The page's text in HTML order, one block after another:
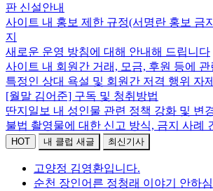
판 신설안내
사이트 내 홍보 제한 규정(서명란 홍보 금
지
새로운 운영 방침에 대해 안내해 드립니다
사이트 내 회원간 거래, 모금, 후원 등에 관
특정인 상대 욕설 및 회원간 저격 행위 자
[월말 김어준] 구독 및 청취방법
딴지일보 내 성인물 관련 정책 강화 및 변
불법 촬영물에 대한 신고 방식, 금지 사례
HOT 내 클럽 새글 최신기사
고양정 김영환입니다.
순천 장인어른 정청래 이야기 안하심